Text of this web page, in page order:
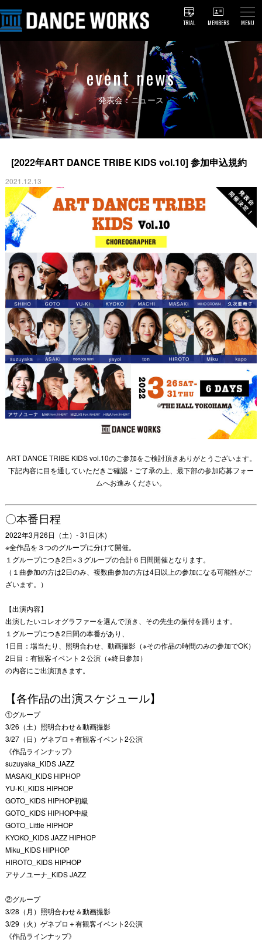
TRIAL MEMBERS MENU
event news
発表会：ニュース
[2022年ART DANCE TRIBE KIDS vol.10] 参加申込規約
2021.12.13
ART DANCE TRIBE KIDS vol.10のご参加をご検討頂きありがとうございます。
下記内容に目を通していただきご確認・ご了承の上、最下部の参加応募フォー
ムへお進みください。
〇本番日程
2022年3月26日（土）- 31日(木)
※全作品を３つのグループに分けて開催。
１グループにつき2日×３グループの合計６日間開催となります。
（１曲参加の方は2日のみ、複数曲参加の方は4日以上の参加になる可能性がご
ざいます。）
【出演内容】
出演したいコレオグラファーを選んで頂き、その先生の振付を踊ります。
１グループにつき2日間の本番があり、
1日目：場当たり、照明合わせ、動画撮影（※その作品の時間のみの参加でOK）
2日目：有観客イベント２公演（※終日参加）
の内容にご出演頂きます。
【各作品の出演スケジュール】
①グループ
3/26（土）照明合わせ＆動画撮影
3/27（日）ゲネプロ＋有観客イベント2公演
《作品ラインナップ》
suzuyaka_KIDS JAZZ
MASAKI_KIDS HIPHOP
YU-KI_KIDS HIPHOP
GOTO_KIDS HIPHOP初級
GOTO_KIDS HIPHOP中級
GOTO_Little HIPHOP
KYOKO_KIDS JAZZ HIPHOP
Miku_KIDS HIPHOP
HIROTO_KIDS HIPHOP
アサノユーナ _KIDS JAZZ
②グループ
3/28（月）照明合わせ＆動画撮影
3/29（火）ゲネプロ＋有観客イベント2公演
《作品ラインナップ》